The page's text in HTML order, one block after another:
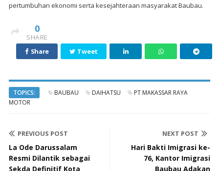
pertumbuhan ekonomi serta kesejahteraan masyarakat Baubau.
0
SHARE
Share
Tweet
TOPICS: BAUBAU DAIHATSU
PT MAKASSAR RAYA
MOTOR
PREVIOUS POST
La Ode Darussalam
Resmi Dilantik sebagai
Sekda Definitif Kota
NEXT POST
Hari Bakti Imigrasi ke-
76, Kantor Imigrasi
Baubau Adakan